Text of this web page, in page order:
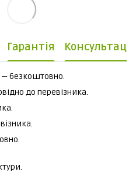
Гарантія
— безкоштовно.
до перевізника.